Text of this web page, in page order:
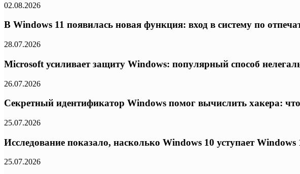
02.08.2026
В Windows 11 появилась новая функция: вход в систему по
28.07.2026
Microsoft усиливает защиту Windows: популярный способ
26.07.2026
Секретный идентификатор Windows помог вычислить хакера:
25.07.2026
Исследование показало, насколько Windows 10 уступает
25.07.2026